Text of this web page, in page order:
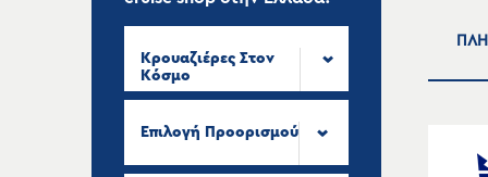
Κρουαζιέρες Στον
Κόσμο
Επιλογή Προορισμού